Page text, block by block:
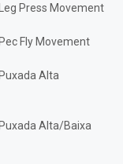
Press Movement
Fly Movement
Alta
Alta/Baixa